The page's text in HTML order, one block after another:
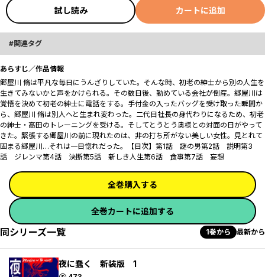
試し読み カートに追加
関連タグ
あらすじ／作品情報
郷屋川 脩は平凡な毎日にうんざりしていた。そんな時、初老の紳士から別の人生を
生きてみないかと声をかけられる。その数日後、勤めている会社が倒産――。郷屋川は
覚悟を決めて初老の紳士に電話をする。手付金の入ったバッグを受け取った瞬間か
ら、郷屋川 脩は別人へと生まれ変わった。二代目社長の身代わりになるため、初老
の紳士・高田のトレーニングを受ける。そしてとうとう奥様との対面の日がやって
きた。緊張する郷屋川の前に現れたのは、非の打ち所がない美しい女性。見とれて
固まる郷屋川…それは一目惚れだった。【目次】第1話 謎の男第2話 説明第3
話 ジレンマ第4話 決断第5話 新しき人生第6話 食事第7話 妄想
全巻購入する
全巻カートに追加する
同シリーズ一覧 1巻から 最新から
夜に蠢く 新装版 1